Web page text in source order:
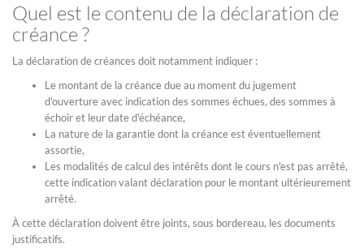
Quel est le contenu de la déclaration de
créance ?
La déclaration de créances doit notamment indiquer :
Le montant de la créance due au moment du jugement
d'ouverture avec indication des sommes échues, des sommes à
échoir et leur date d'échéance,
La nature de la garantie dont la créance est éventuellement
assortie,
Les modalités de calcul des intérêts dont le cours n'est pas arrêté,
cette indication valant déclaration pour le montant ultérieurement
arrêté.
À cette déclaration doivent être joints, sous bordereau, les documents
justificatifs.